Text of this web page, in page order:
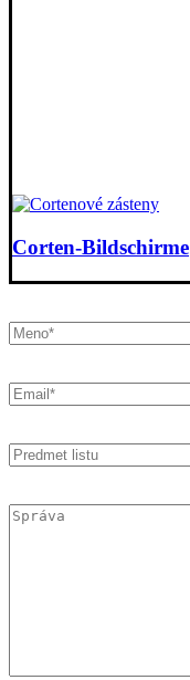
Corten-Bildschirme